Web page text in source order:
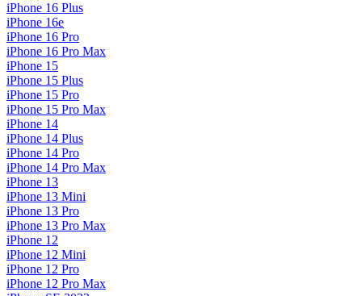
iPhone 16 Plus
iPhone 16e
iPhone 16 Pro
iPhone 16 Pro Max
iPhone 15
iPhone 15 Plus
iPhone 15 Pro
iPhone 15 Pro Max
iPhone 14
iPhone 14 Plus
iPhone 14 Pro
iPhone 14 Pro Max
iPhone 13
iPhone 13 Mini
iPhone 13 Pro
iPhone 13 Pro Max
iPhone 12
iPhone 12 Mini
iPhone 12 Pro
iPhone 12 Pro Max